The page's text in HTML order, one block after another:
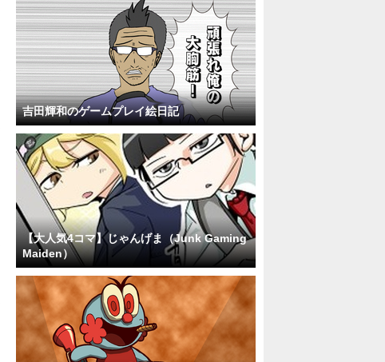
吉田輝和のゲームプレイ絵日記
【大人気4コマ】じゃんげま（Junk Gaming
Maiden）